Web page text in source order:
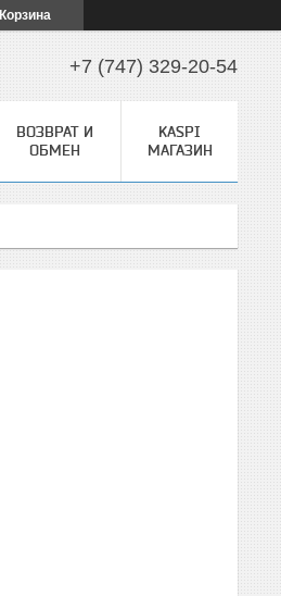
Корзина
+7 (747) 329-20-54
ВОЗВРАТ И
ОБМЕН
KASPI
МАГАЗИН